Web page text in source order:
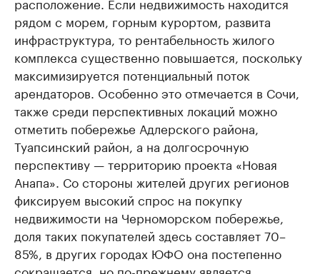
рядом с морем, горным курортом, развита
инфраструктура, то рентабельность жилого
комплекса существенно повышается, поскольку
максимизируется потенциальный поток
арендаторов. Особенно это отмечается в Сочи,
также среди перспективных локаций можно
отметить побережье Адлерского района,
Туапсинский район, а на долгосрочную
перспективу — территорию проекта «Новая
Анапа». Со стороны жителей других регионов
фиксируем высокий спрос на покупку
недвижимости на Черноморском побережье,
доля таких покупателей здесь составляет 70–
85%, в других городах ЮФО она постепенно
сокращается, но по-прежнему является